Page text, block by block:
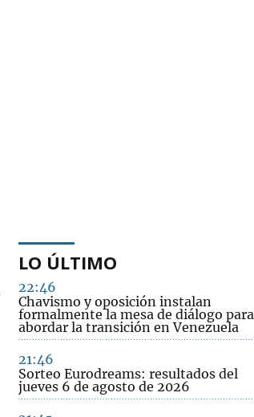
LO ÚLTIMO
22:46
Chavismo y oposición instalan
formalmente la mesa de diálogo para
abordar la transición en Venezuela
21:46
Sorteo Eurodreams: resultados del
jueves 6 de agosto de 2026